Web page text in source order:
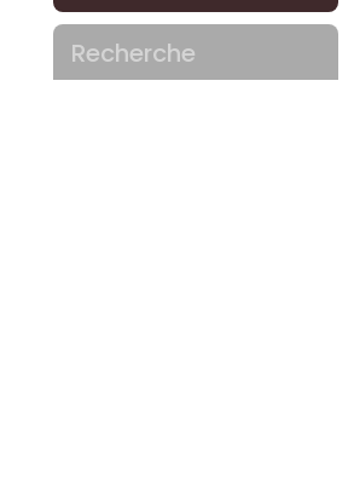
Recherche